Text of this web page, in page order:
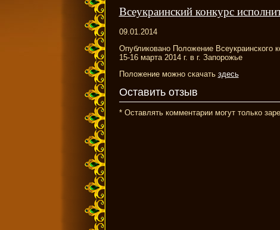
Всеукраинский конкурс
09.01.2014
Опубликовано Положение Всеукраинского
15-16 марта 2014 г. в г. Запорожье
Положение можно скачать здесь
Оставить отзыв
* Оставлять комментарии могут только